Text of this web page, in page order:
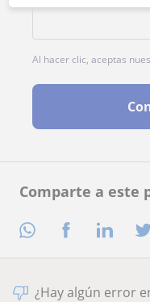
Comparte a este
Al hacer clic, aceptas
¿Hay algún error